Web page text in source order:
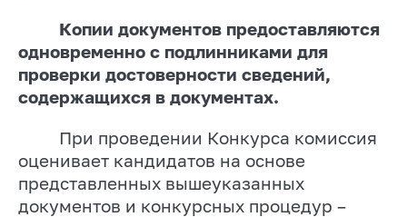
Копии документов предоставляются
одновременно с подлинниками для
проверки достоверности сведений,
содержащихся в документах.
При проведении Конкурса комиссия
оценивает кандидатов на основе
представленных вышеуказанных
документов и конкурсных процедур –